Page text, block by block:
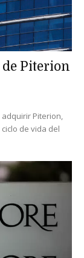
Piterion
Piterion,
de vida del